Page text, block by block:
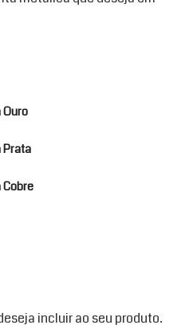
Prata
incluir ao seu produto.